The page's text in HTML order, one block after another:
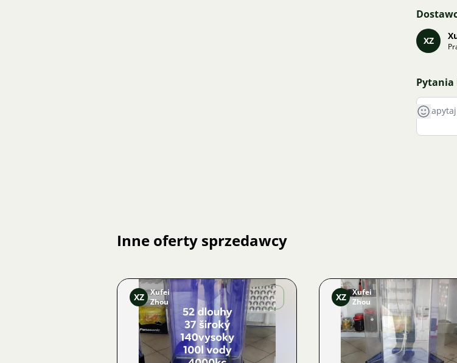
XZ
Inne oferty sprzedawcy
Zdjęcie
XZ
Xufei
Zhou
Zdjęcie
XZ
Xufei
Zhou